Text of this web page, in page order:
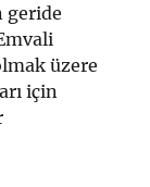
geride
üzere
için